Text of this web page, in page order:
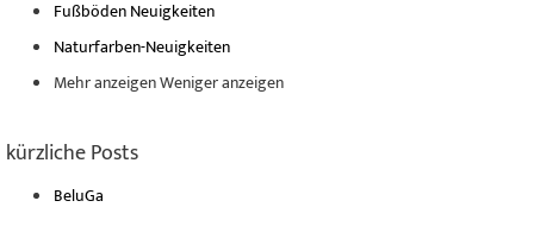
Fußböden Neuigkeiten
Naturfarben-Neuigkeiten
Mehr anzeigenWeniger anzeigen
kürzliche Posts
BeluGa